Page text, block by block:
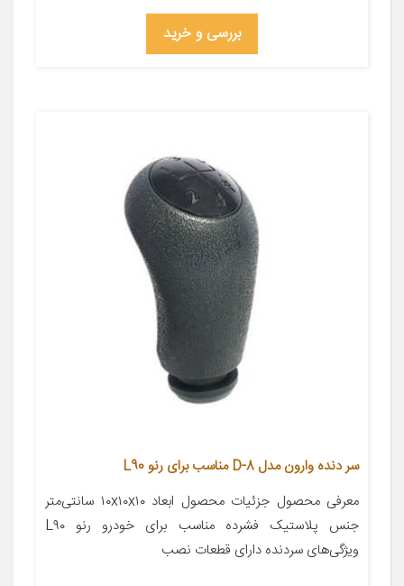
بررسی و خرید
سر دنده وارون مدل D-8 مناسب برای رنو L90
معرفی محصول جزئیات محصول ابعاد ۱۰x۱۰x۱۰ سانتی‌متر
جنس پلاستیک فشرده مناسب برای خودرو رنو L۹۰
ویژگی‌های سردنده دارای قطعات نصب